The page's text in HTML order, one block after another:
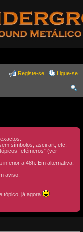
Ligue-se
Registe-se
símbolos, ascii art, etc.
“efémeros” (ver
a 48h. Em alternativa,
aviso.
tópico, já agora